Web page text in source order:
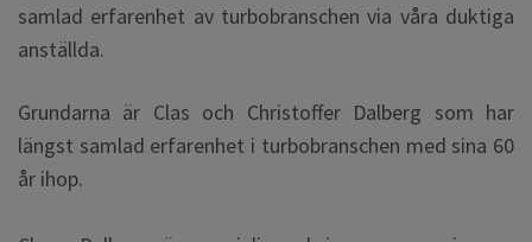
samlad erfarenhet av turbobranschen via våra duktiga
anställda.
Grundarna är Clas och Christoffer Dalberg som har
längst samlad erfarenhet i turbobranschen med sina 60
år ihop.